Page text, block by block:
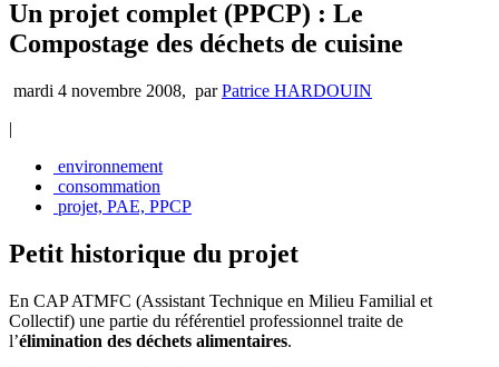
Un projet complet (PPCP) : Le
Compostage des déchets de cuisine
mardi 4 novembre 2008, parPatrice HARDOUIN
|
environnement
consommation
projet, PAE, PPCP
Petit historique du projet
En CAP ATMFC (Assistant Technique en Milieu Familial et
Collectif) une partie du référentiel professionnel traite de
l’élimination des déchets alimentaires.